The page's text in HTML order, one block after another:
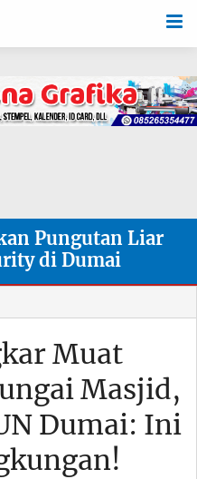
Pungutan Liar
di Dumai
Muat
Masjid,
Dumai: Ini